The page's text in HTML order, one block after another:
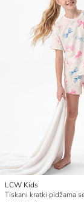
LCW Kids
Tiskani kratki pidžama